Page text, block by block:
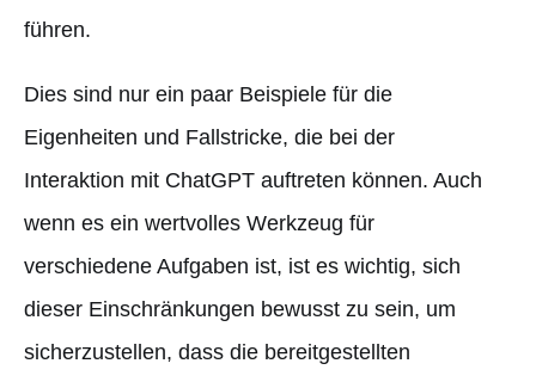
führen.
Dies sind nur ein paar Beispiele für die
Eigenheiten und Fallstricke, die bei der
Interaktion mit ChatGPT auftreten können. Auch
wenn es ein wertvolles Werkzeug für
verschiedene Aufgaben ist, ist es wichtig, sich
dieser Einschränkungen bewusst zu sein, um
sicherzustellen, dass die bereitgestellten